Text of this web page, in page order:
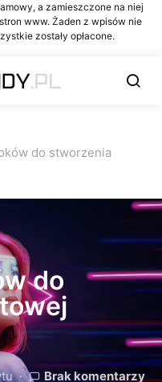
a zamieszczone na niej
www. Żaden z wpisów nie
zostały opłacone.
do stworzenia
do
Brak komentarzy